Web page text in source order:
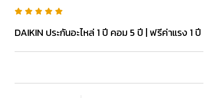
DAIKIN ประกันอะไหล่ 1 ปี คอม 5 ปี | ฟรีค่าแรง 1 ปี